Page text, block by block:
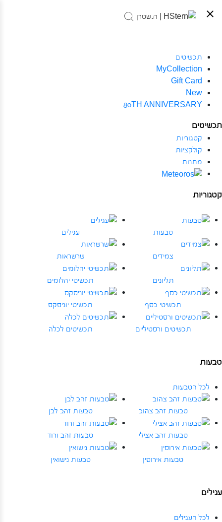
תכשיטים
MyCollection
Gift Card
New
80TH ANNIVERSARY
תכשיטים
קטגוריות
קולקציות
מתנות
קטגוריות
טבעות עגילים
צמידים שרשראות
תליונים תכשיטי יהלומים
תכשיטי כסף תכשיטי יוניסקס
תכשיטים ורסטיליים תכשיטים לכלה
טבעות
לכל הטבעות
טבעות זהב צהוב טבעות זהב לבן
טבעות זהב אצילי טבעות זהב ורוד
טבעות אירוסין טבעות נישואין
עגילים
לכל העגילים